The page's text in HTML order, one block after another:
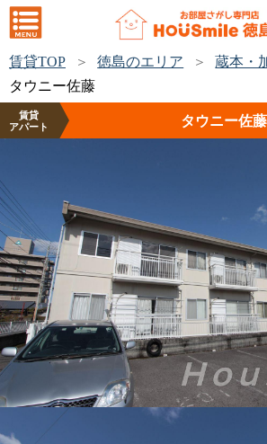
賃貸TOP 徳島のエリア
蔵本・
タウニー佐藤
賃貸
アパート
タウニー佐藤